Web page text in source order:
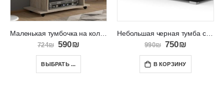
Маленькая тумбочка на колесиках под телевизор YOGI
724₪ 590₪
ВЫБРАТЬ ...
Небольшая черная тумба с дверцей и полкой MONA 100
990₪ 750₪
В КОРЗИНУ